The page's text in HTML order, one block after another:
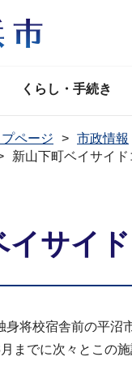
くらし・手続き
ページ 市政情報
新山下町ベイサイ
イサイ
将校宿舎前の平沼
までに次々とこの